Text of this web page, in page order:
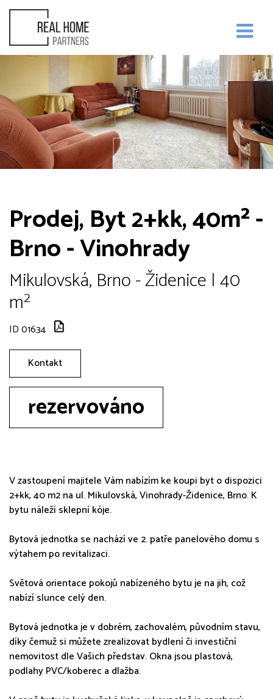
Prodej, Byt 2+kk, 40m² -
Brno - Vinohrady
Mikulovská, Brno - Židenice | 40
m²
ID 01634
Kontakt
rezervováno
V zastoupení majitele Vám nabízím ke koupi byt o dispozici
2+kk, 40 m2 na ul. Mikulovská, Vinohrady-Židenice, Brno. K
bytu náleží sklepní kóje.
Bytová jednotka se nachází ve 2. patře panelového domu s
výtahem po revitalizaci.
Světová orientace pokojů nabízeného bytu je na jih, což
nabízí slunce celý den.
Bytová jednotka je v dobrém, zachovalém, původním stavu,
díky čemuž si můžete zrealizovat bydlení či investiční
nemovitost dle Vašich představ. Okna jsou plastová,
podlahy PVC/koberec a dlažba.